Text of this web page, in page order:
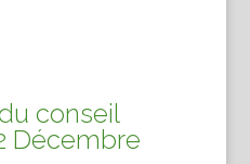
conseil
Décembre